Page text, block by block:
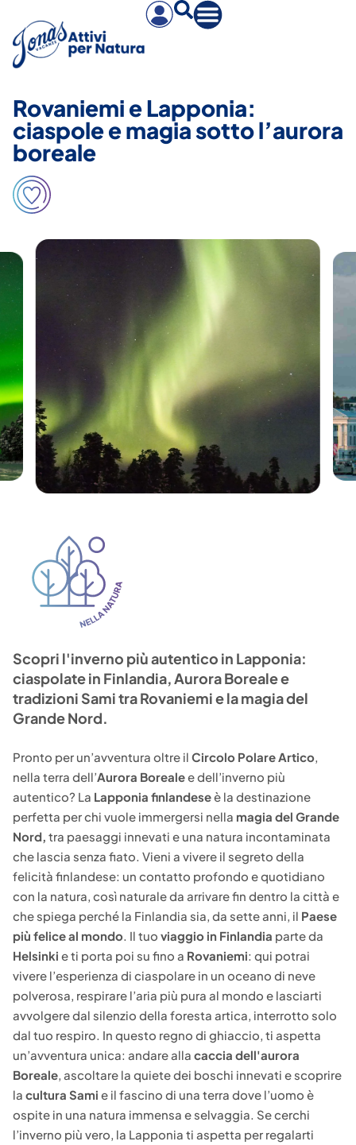
Rovaniemi e Lapponia:
ciaspole e magia sotto l’aurora
boreale
Scopri l'inverno più autentico in Lapponia:
ciaspolate in Finlandia, Aurora Boreale e
tradizioni Sami tra Rovaniemi e la magia del
Grande Nord.
Pronto per un’avventura oltre il Circolo Polare Artico
nella terra dell’Aurora Borealee dell’inverno più
autentico? La Lapponia finlandeseè la destinazione
perfetta per chi vuole immergersi nella magia del Grande
Nord, tra paesaggi innevati e una natura incontaminata
che lascia senza fiato. Vieni a vivere il segreto della
felicità finlandese: un contatto profondo e quotidiano
con la natura, così naturale da arrivare fin dentro la città e
che spiega perché la Finlandia sia, da sette anni, il Paese
più felice al mondo . Il tuo viaggio in Finlandia parte da
Helsinki e ti porta poi su fino a Rovaniemi: qui potrai
vivere l’esperienza di ciaspolare in un oceano di neve
polverosa, respirare l’aria più pura al mondo e lasciarti
avvolgere dal silenzio della foresta artica, interrotto solo
dal tuo respiro. In questo regno di ghiaccio, ti aspetta
un’avventura unica: andare alla caccia dell'aurora
Boreale , ascoltare la quiete dei boschi innevati e scoprire
la cultura Sami e il fascino di una terra dove l’uomo è
ospite in una natura immensa e selvaggia. Se cerchi
l’inverno più vero, la Lapponia ti aspetta per regalarti